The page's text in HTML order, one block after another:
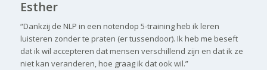
Esther
“Dankzij de NLP in een notendop 5-training heb ik leren
luisteren zonder te praten (er tussendoor). Ik heb me beseft
dat ik wil accepteren dat mensen verschillend zijn en dat ik ze
niet kan veranderen, hoe graag ik dat ook wil.”